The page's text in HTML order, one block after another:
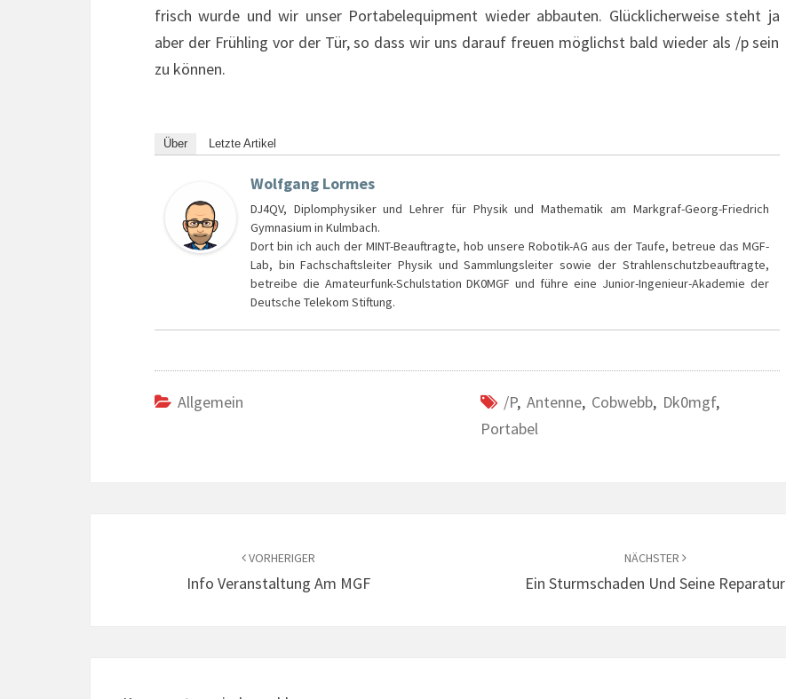
frisch wurde und wir unser Portabelequipment wieder abbauten. Glücklicherweise steht ja
aber der Frühling vor der Tür, so dass wir uns darauf freuen möglichst bald wieder als /p sein
zu können.
Über Letzte Artikel
Wolfgang Lormes
DJ4QV, Diplomphysiker und Lehrer für Physik und Mathematik am Markgraf-Georg-Friedrich
Gymnasium in Kulmbach.
Dort bin ich auch der MINT-Beauftragte, hob unsere Robotik-AG aus der Taufe, betreue das MGF-
Lab, bin Fachschaftsleiter Physik und Sammlungsleiter sowie der Strahlenschutzbeauftragte,
betreibe die Amateurfunk-Schulstation DK0MGF und führe eine Junior-Ingenieur-Akademie der
Deutsche Telekom Stiftung.
Allgemein /p, Antenne, Cobwebb, Dk0mgf,
Portabel
VORHERIGER
Info Veranstaltung Am MGF
NÄCHSTER
Ein Sturmschaden Und Seine Reparatur